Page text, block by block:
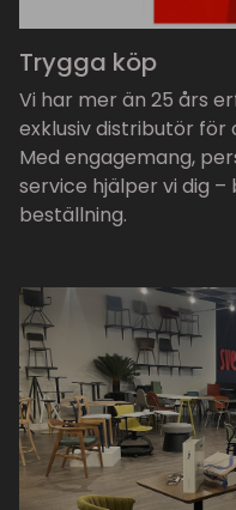
Trygga köp
Vi har mer än 25 års
exklusiv distributör för
Med engagemang,
service hjälper vi dig
beställning.